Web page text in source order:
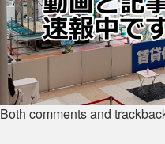
Both comments and